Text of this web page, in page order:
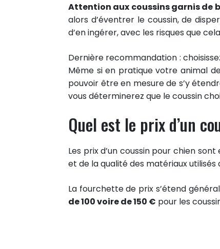
Partager sur facebook
Epingler sur Pinterest
Attention aux coussins garnis de
alors d’éventrer le coussin, de
d’en ingérer, avec les risques que
Dernière recommandation :
Même si en pratique votre animal
pouvoir être en mesure de s’y
vous déterminerez que le coussin
Quel est le prix d’un
Les prix d’un coussin pour chien
et de la qualité des matériaux
La fourchette de prix s’étend
de 100 voire de 150 € pour les